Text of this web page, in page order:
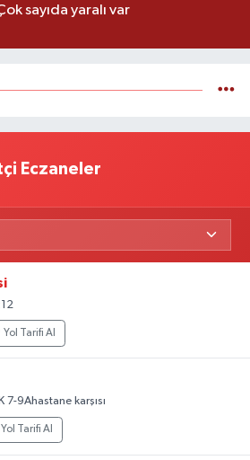
sayıda yaralı var
Eczaneler
Yol Tarifi Al
7-9Ahastane karşısı
Yol Tarifi Al